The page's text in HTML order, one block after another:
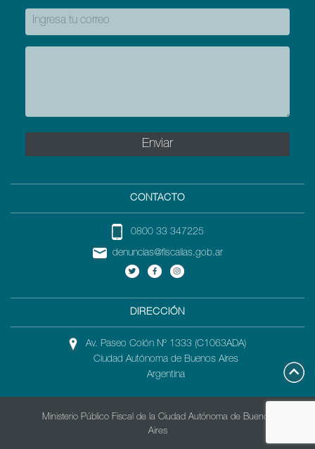
CONTACTO
0800 33 347225
denuncias@fiscalias.gob.ar
DIRECCIÓN
Av. Paseo Colón Nº 1333 (C1063ADA)
Ciudad Autónoma de Buenos Aires
Argentina
Ministerio Público Fiscal de la Ciudad Autónoma de Buenos
Aires